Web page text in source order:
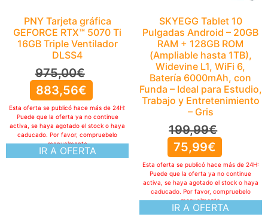
PNY Tarjeta gráfica
GEFORCE RTX™ 5070 Ti
16GB Triple Ventilador
DLSS4
975,00€
883,56€
IR A OFERTA
Esta oferta se publicó hace más de 24H:
Puede que la oferta ya no continue
activa, se haya agotado el stock o haya
caducado. Por favor, compruebelo
manualmente
SKYEGG Tablet 10
Pulgadas Android – 20GB
RAM + 128GB ROM
(Ampliable hasta 1TB),
Widevine L1, WiFi 6,
Batería 6000mAh, con
Funda – Ideal para Estudio,
Trabajo y Entretenimiento
– Gris
199,99€
75,99€
IR A OFERTA
Esta oferta se publicó hace más de 24H:
Puede que la oferta ya no continue
activa, se haya agotado el stock o haya
caducado. Por favor, compruebelo
manualmente